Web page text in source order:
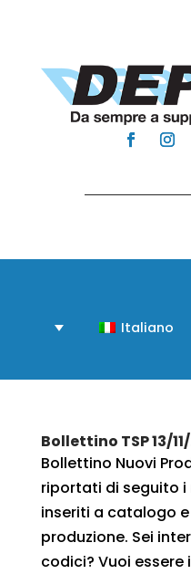
Italiano
Bollettino TSP 13/
Bollettino Nuovi
riportati di seguito i
inseriti a catalogo
produzione. Sei
codici? Vuoi essere